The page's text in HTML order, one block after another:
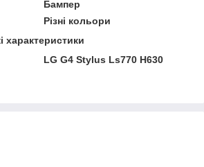
Бампер
Різні кольори
характеристики
LG G4 Stylus Ls770 H630